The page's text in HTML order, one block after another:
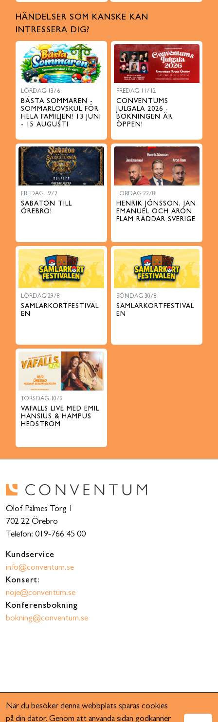
HÄNDELSER SOM KANSKE KAN
INTRESSERA DIG?
LÖRDAG 13/6
BÄSTA SOMMAREN -
SOMMARLOVSKUL FÖR
HELA FAMILJEN! 13 JUNI
- 15 AUGUSTI
FREDAG 11/12
CONVENTUMS
JULGALA 2026 -
BOKNINGEN ÄR
ÖPPEN!
FREDAG 19/2
SABATON TILL
ÖREBRO!
LÖRDAG 22/8
HENRIK JÖNSSON, JAN
EMANUEL OCH ARON
FLAM RÄDDAR SVERIGE
LÖRDAG 29/8
SAMLARKORTFESTIVAL
EN
SÖNDAG 30/8
SAMLARKORTFESTIVAL
EN
TORSDAG 10/9
VAFALLS LIVE MED EMIL
HANSIUS & HAMPUS
HEDSTRÖM
Olof Palmes Torg 1
702 22 Örebro
Telefon: 019-766 45 00
Kundservice
info@conventum.se
Konsert:
noje@conventum.se
Konferensbokning
bokning@conventum.se
När du besöker denna webbplats sparas cookies
på din dator. Genom att använda sidan godkänner